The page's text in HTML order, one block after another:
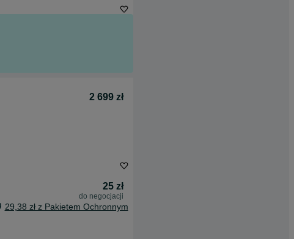
2 699 zł
25 zł
do negocjacji
29,38 zł z Pakietem Ochronnym